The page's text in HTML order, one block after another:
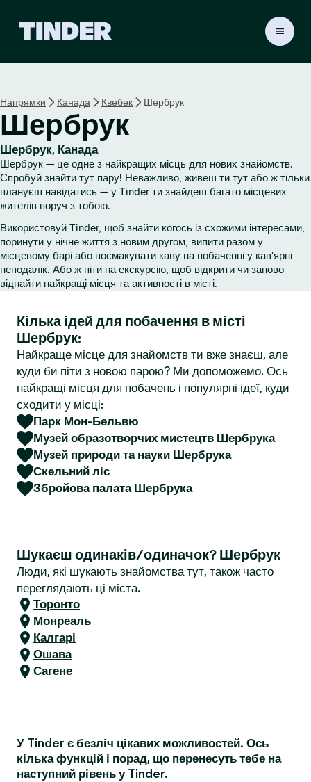
н
а
с
о
р
і
а
T
i
n
r
Напрямки Канада Квебек Шербрук
Шербрук
Шербрук, Канада
Шербрук — це одне з найкращих місць для нових знайомств.
Спробуй знайти тут пару! Неважливо, живеш ти тут або ж тільки
плануєш навідатись — у Tinder ти знайдеш багато місцевих
жителів поруч з тобою.
Використовуй Tinder, щоб знайти когось із схожими інтересами,
поринути у нічне життя з новим другом, випити разом у
місцевому барі або посмакувати каву на побаченні у кав'ярні
неподалік. Або ж піти на екскурсію, щоб відкрити чи заново
віднайти найкращі місця та активності в місті.
Кілька ідей для побачення в місті
Шербрук:
Найкраще місце для знайомств ти вже знаєш, але
куди би піти з новою парою? Ми допоможемо. Ось
найкращі місця для побачень і популярні ідеї, куди
сходити у місці:
Парк Мон-Бельвю
Музей образотворчих мистецтв Шербрука
Музей природи та науки Шербрука
Скельний ліс
Збройова палата Шербрука
Шукаєш одинаків/одиначок? Шербрук
Люди, які шукають знайомства тут, також часто
переглядають ці міста.
Торонто
Монреаль
Калгарі
Ошава
Сагене
У Tinder є безліч цікавих можливостей. Ось
кілька функцій і порад, що перенесуть тебе на
наступний рівень у Tinder.